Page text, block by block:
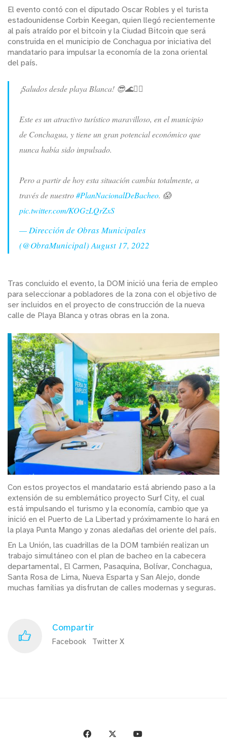
El evento contó con el diputado Oscar Robles y el turista
estadounidense Corbin Keegan, quien llegó recientemente
al país atraído por el bitcoin y la Ciudad Bitcoin que será
construida en el municipio de Conchagua por iniciativa del
mandatario para impulsar la economía de la zona oriental
del país.
¡Saludos desde playa Blanca! 😎🌊✌🏽
Este es un atractivo turístico maravilloso, en el municipio
de Conchagua, y tiene un gran potencial económico que
nunca había sido impulsado.
Pero a partir de hoy esta situación cambia totalmente, a
través de nuestro#PlanNacionalDeBacheo. 😱
pic.twitter.com/KOGzLQrZxS
— Dirección de Obras Municipales
(@ObraMunicipal)August 17, 2022
Tras concluido el evento, la DOM inició una feria de empleo
para seleccionar a pobladores de la zona con el objetivo de
ser incluidos en el proyecto de construcción de la nueva
calle de Playa Blanca y otras obras en la zona.
Con estos proyectos el mandatario está abriendo paso a la
extensión de su emblemático proyecto Surf City, el cual
está impulsando el turismo y la economía, cambio que ya
inició en el Puerto de La Libertad y próximamente lo hará en
la playa Punta Mango y zonas aledañas del oriente del país.
En La Unión, las cuadrillas de la DOM también realizan un
trabajo simultáneo con el plan de bacheo en la cabecera
departamental, El Carmen, Pasaquina, Bolívar, Conchagua,
Santa Rosa de Lima, Nueva Esparta y San Alejo, donde
muchas familias ya disfrutan de calles modernas y seguras.
Compartir
Facebook Twitter X